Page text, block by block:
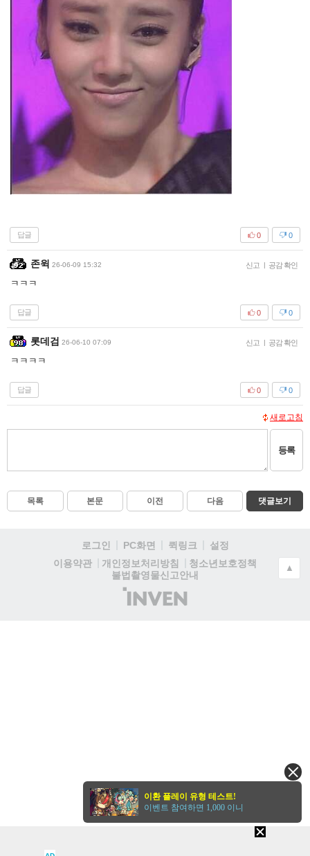
답글 0
0
존윅 26-06-09 15:32 신고 | 공감 확인
ㅋㅋㅋ
답글 0
0
롯데검 26-06-10 07:09 신고 | 공감 확인
ㅋㅋㅋㅋ
답글 0
0
새로고침
등록
목록 본문 이전 다음 댓글보기
로그인 PC화면 퀵링크
설정
이용약관
개인정보처리방침
청소년보호정책
불법촬영물신고안내
(주)
인
▲
이환 플레이 유형 테스트!
이벤트 참여하면 1,000 이니